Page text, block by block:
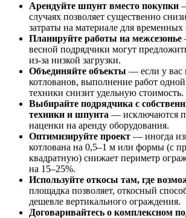
Арендуйте шпунт вместо покупки
случаях позволяет существенно
затраты на материале для
Планируйте работы на межсезонье
весной подрядчики могут
из-за низкой загрузки.
Объединяйте объекты — если у вас
котлованов, выполнение работ
техники снизит удельную стоимость.
Выбирайте подрядчика с
техники и шпунта — исключаются
наценки на аренду оборудования.
Оптимизируйте проект — иногда
котлована на 0,5–1 м или формы (с
квадратную) снижает периметр
на 15–25%.
Используйте откосы там, где
площадка позволяет, откосный
дешевле вертикального ограждения.
Договаривайтесь о комплексном